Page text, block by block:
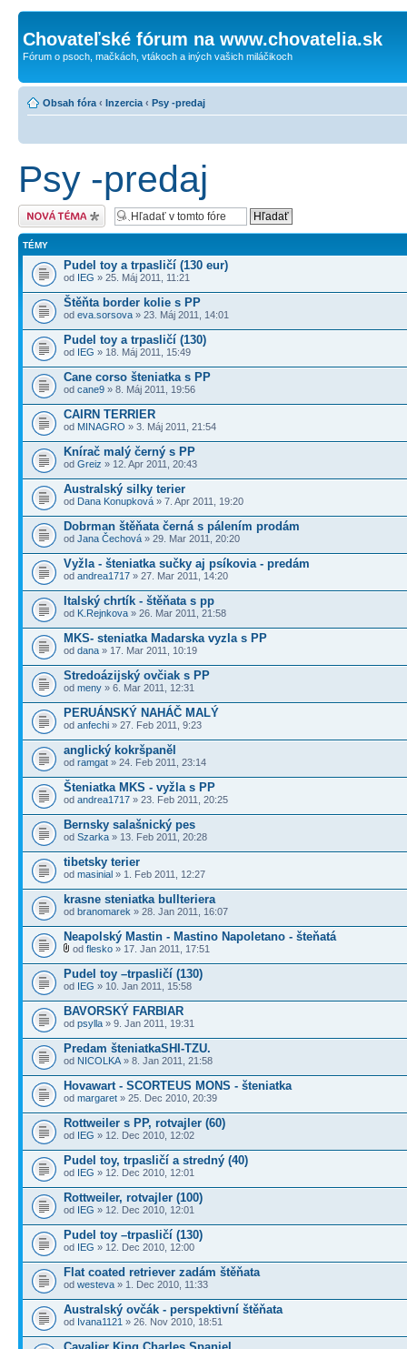
Chovateľské fórum na www.chovatelia.sk
Fórum o psoch, mačkách, vtákoch a iných vašich miláčikoch
Obsah fóra ‹ Inzercia ‹ Psy -predaj
Psy -predaj
Odoslať novú tému
TÉMY
Pudel toy a trpasličí (130 eur)
od IEG » 25. Máj 2011, 11:21
Štěňta border kolie s PP
od eva.sorsova » 23. Máj 2011, 14:01
Pudel toy a trpasličí (130)
od IEG » 18. Máj 2011, 15:49
Cane corso šteniatka s PP
od cane9 » 8. Máj 2011, 19:56
CAIRN TERRIER
od MINAGRO » 3. Máj 2011, 21:54
Knírač malý černý s PP
od Greiz » 12. Apr 2011, 20:43
Australský silky terier
od Dana Konupková » 7. Apr 2011, 19:20
Dobrman štěňata černá s pálením prodám
od Jana Čechová » 29. Mar 2011, 20:20
Vyžla - šteniatka sučky aj psíkovia - predám
od andrea1717 » 27. Mar 2011, 14:20
Italský chrtík - štěňata s pp
od K.Rejnkova » 26. Mar 2011, 21:58
MKS- steniatka Madarska vyzla s PP
od dana » 17. Mar 2011, 10:19
Stredoázijský ovčiak s PP
od meny » 6. Mar 2011, 12:31
PERUÁNSKÝ NAHÁČ MALÝ
od anfechi » 27. Feb 2011, 9:23
anglický kokršpaněl
od ramgat » 24. Feb 2011, 23:14
Šteniatka MKS - vyžla s PP
od andrea1717 » 23. Feb 2011, 20:25
Bernsky salašnický pes
od Szarka » 13. Feb 2011, 20:28
tibetsky terier
od masinial » 1. Feb 2011, 12:27
krasne steniatka bullteriera
od branomarek » 28. Jan 2011, 16:07
Neapolský Mastin - Mastino Napoletano - šteňatá
od flesko » 17. Jan 2011, 17:51
Pudel toy –trpasličí (130)
od IEG » 10. Jan 2011, 15:58
BAVORSKÝ FARBIAR
od psylla » 9. Jan 2011, 19:31
Predam šteniatkaSHI-TZU.
od NICOLKA » 8. Jan 2011, 21:58
Hovawart - SCORTEUS MONS - šteniatka
od margaret » 25. Dec 2010, 20:39
Rottweiler s PP, rotvajler (60)
od IEG » 12. Dec 2010, 12:02
Pudel toy, trpasličí a stredný (40)
od IEG » 12. Dec 2010, 12:01
Rottweiler, rotvajler (100)
od IEG » 12. Dec 2010, 12:01
Pudel toy –trpasličí (130)
od IEG » 12. Dec 2010, 12:00
Flat coated retriever zadám štěňata
od westeva » 1. Dec 2010, 11:33
Australský ovčák - perspektivní štěňata
od Ivana1121 » 26. Nov 2010, 18:51
Cavalier King Charles Spaniel